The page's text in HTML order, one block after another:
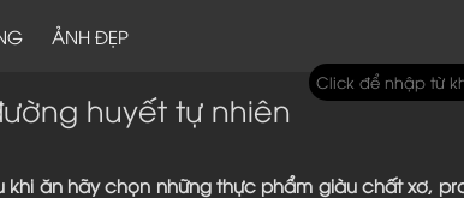
ẢNH ĐẸP
huyết tự nhiên
ăn hãy chọn những thực phẩm giàu chất xơ,